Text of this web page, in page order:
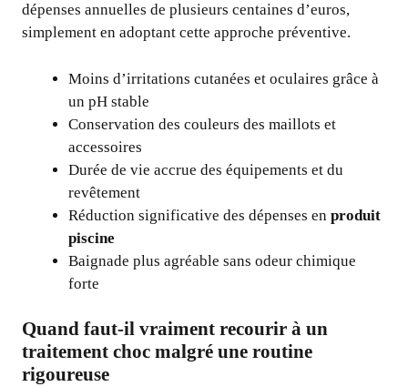
dépenses annuelles de plusieurs centaines d’euros,
simplement en adoptant cette approche préventive.
Moins d’irritations cutanées et oculaires grâce à
un pH stable
Conservation des couleurs des maillots et
accessoires
Durée de vie accrue des équipements et du
revêtement
Réduction significative des dépenses en produit
piscine
Baignade plus agréable sans odeur chimique
forte
Quand faut-il vraiment recourir à un
traitement choc malgré une routine
rigoureuse